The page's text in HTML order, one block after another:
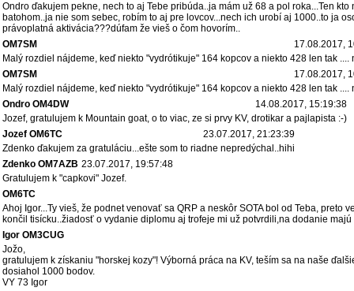
Ondro ďakujem pekne, nech to aj Tebe pribúda..ja mám už 68 a pol roka...Ten
batohom..ja nie som sebec, robím to aj pre lovcov...nech ich urobí aj 1000..to ja
právoplatná aktivácia???dúfam že vieš o čom hovorím..
OM7SM
17.08.2017,
Malý rozdiel nájdeme, keď niekto "vydrótikuje" 164 kopcov a niekto 428 len tak ....
OM7SM
17.08.2017,
Malý rozdiel nájdeme, keď niekto "vydrótikuje" 164 kopcov a niekto 428 len tak ....
Ondro OM4DW
14.08.2017, 15:19:38
Jozef, gratulujem k Mountain goat, o to viac, ze si prvy KV, drotikar a pajlapista :-)
Jozef OM6TC
23.07.2017, 21:23:39
Zdenko ďakujem za gratuláciu...ešte som to riadne nepredýchal..hihi
Zdenko OM7AZB 23.07.2017, 19:57:48
Gratulujem k "capkovi" Jozef.
OM6TC
Ahoj Igor...Ty vieš, že podnet venovať sa QRP a neskôr SOTA bol od Teba, preto
končil tisícku..žiadosť o vydanie diplomu aj trofeje mi už potvrdili,na dodanie majú
Igor OM3CUG
Jožo,
gratulujem k získaniu "horskej kozy"! Výborná práca na KV, teším sa na naše
dosiahol 1000 bodov.
VY 73 Igor